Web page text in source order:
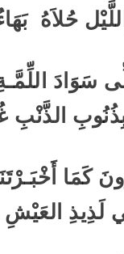
حُلاَهُ بَهَا
سَوَادَ
بِ
ونَ كَمَا
لَذِيذِ العَيْشِ